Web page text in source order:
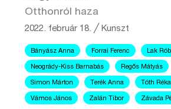
Otthonról haza
2022. február 18. ╱Kunszt
Bányász Anna Forrai Ferenc Lak
Neogrády-Kiss Barnabás Regős Mátyás
Simon Márton Terék Anna Tóth
Vámos János Zalán Tibor Závada